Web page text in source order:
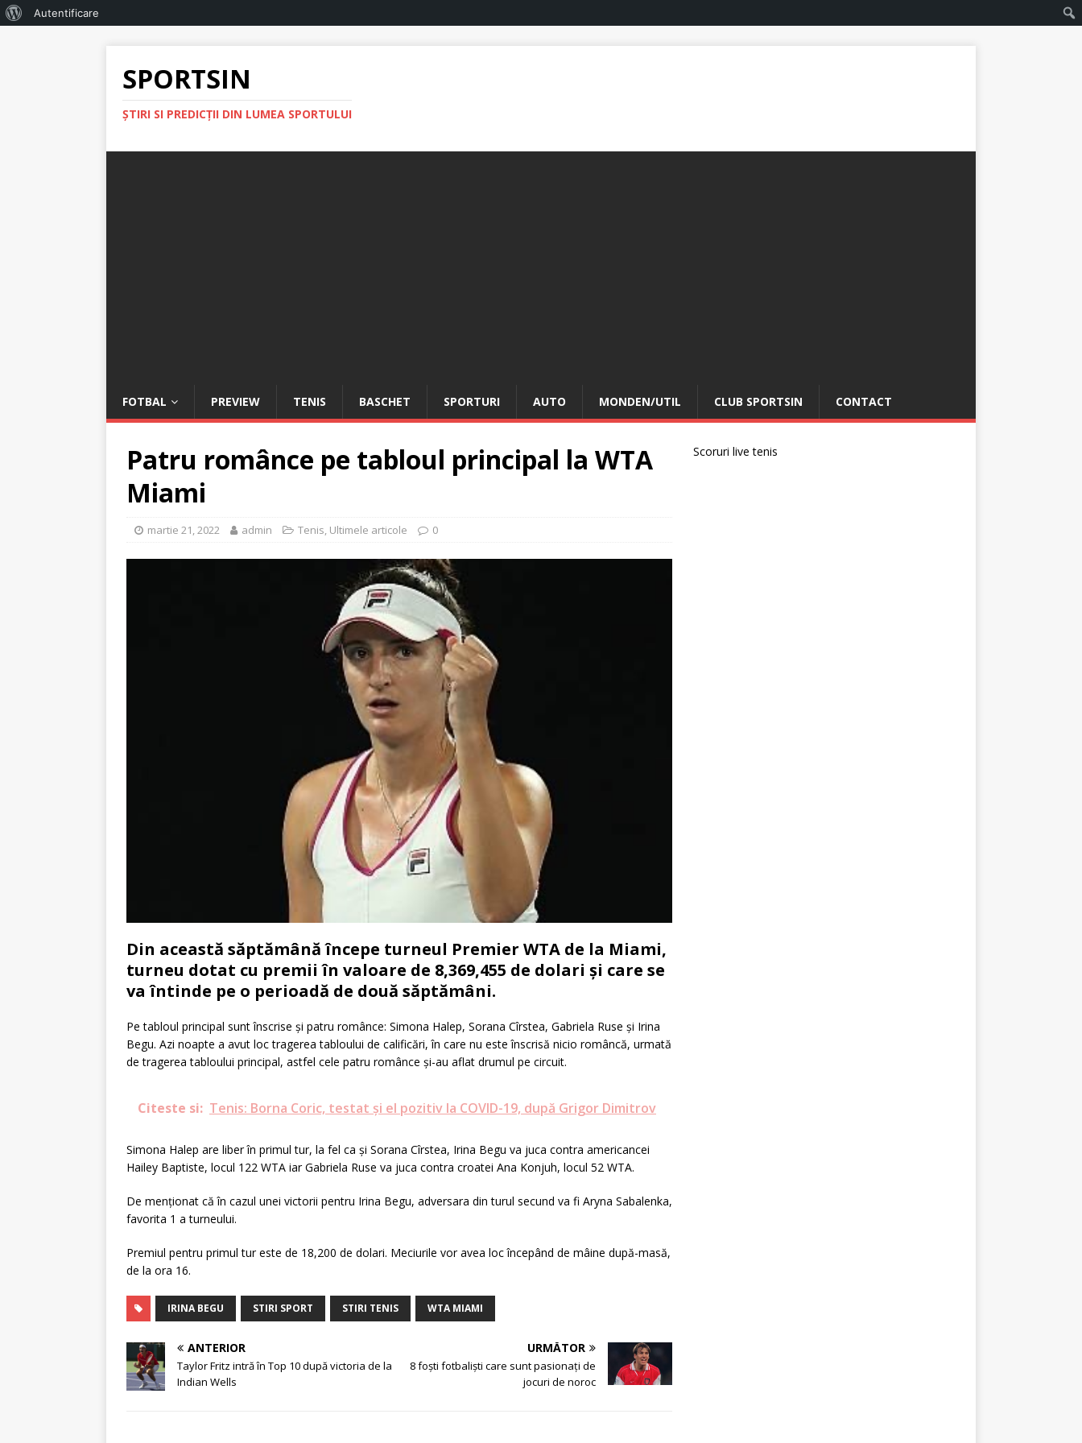
Autentificare
SPORTSIN
ŞTIRI SI PREDICŢII DIN LUMEA SPORTULUI
FOTBAL PREVIEW TENIS BASCHET SPORTURI AUTO MONDEN/UTIL CLUB SPORTSIN CONTACT
Patru românce pe tabloul principal la WTA
Miami
martie 21, 2022 admin Tenis, Ultimele articole 0
Din această săptămână începe turneul Premier WTA de la Miami,
turneu dotat cu premii în valoare de 8,369,455 de dolari și care se
va întinde pe o perioadă de două săptămâni.
Pe tabloul principal sunt înscrise și patru românce: Simona Halep, Sorana Cîrstea, Gabriela Ruse și Irina
Begu. Azi noapte a avut loc tragerea tabloului de calificări, în care nu este înscrisă nicio româncă, urmată
de tragerea tabloului principal, astfel cele patru românce și-au aflat drumul pe circuit.
Citeste si: Tenis: Borna Coric, testat şi el pozitiv la COVID-19, după Grigor Dimitrov
Simona Halep are liber în primul tur, la fel ca și Sorana Cîrstea, Irina Begu va juca contra americancei
Hailey Baptiste, locul 122 WTA iar Gabriela Ruse va juca contra croatei Ana Konjuh, locul 52 WTA.
De menționat că în cazul unei victorii pentru Irina Begu, adversara din turul secund va fi Aryna Sabalenka,
favorita 1 a turneului.
Premiul pentru primul tur este de 18,200 de dolari. Meciurile vor avea loc începând de mâine după-masă,
de la ora 16.
IRINA BEGU STIRI SPORT STIRI TENIS WTA MIAMI
ANTERIOR
Taylor Fritz intră în Top 10 după victoria de la
Indian Wells
URMĂTOR
8 foști fotbaliști care sunt pasionați de
jocuri de noroc
Scoruri live tenis